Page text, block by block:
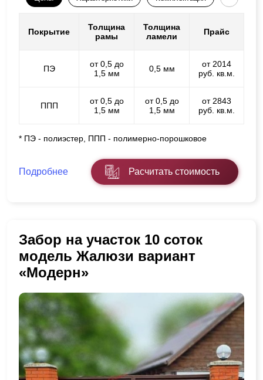
Покрытие
Толщина
рамы
Толщина
ламели
Прайс
ПЭ
от 0,5 до
1,5 мм
0,5 мм
от 2014
руб. кв.м.
ППП
от 0,5 до
1,5 мм
от 0,5 до
1,5 мм
от 2843
руб. кв.м.
* ПЭ - полиэстер, ППП - полимерно-порошковое
Подробнее Расчитать стоимость
Забор на участок 10 соток
модель Жалюзи вариант
«Модерн»